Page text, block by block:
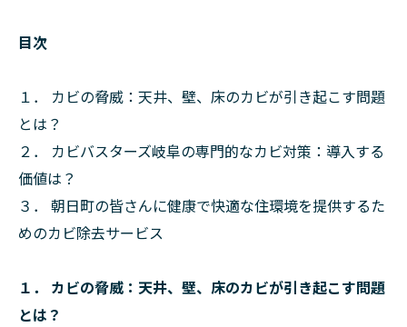
目次
１． カビの脅威：天井、壁、床のカビが引き起こす問題
とは？
２． カビバスターズ岐阜の専門的なカビ対策：導入する
価値は？
３． 朝日町の皆さんに健康で快適な住環境を提供するた
めのカビ除去サービス
１． カビの脅威：天井、壁、床のカビが引き起こす問題
とは？